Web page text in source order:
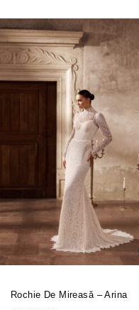
Rochie De Mireasă – Arina